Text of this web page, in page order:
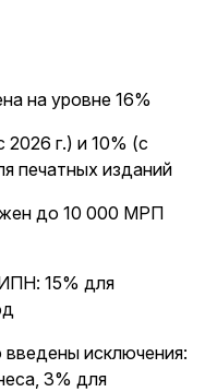
на уровне 16%
г.) и 10% (с
печатных изданий
до 10 000 МРП
15% для
исключения:
3% для